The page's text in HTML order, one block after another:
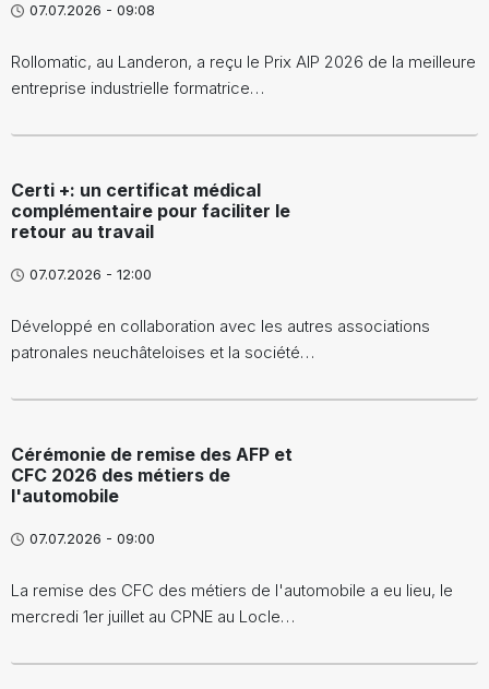
07.07.2026 - 09:08
Rollomatic, au Landeron, a reçu le Prix AIP 2026 de la meilleure
entreprise industrielle formatrice…
Certi +: un certificat médical
complémentaire pour faciliter le
retour au travail
07.07.2026 - 12:00
Développé en collaboration avec les autres associations
patronales neuchâteloises et la société…
Cérémonie de remise des AFP et
CFC 2026 des métiers de
l'automobile
07.07.2026 - 09:00
La remise des CFC des métiers de l'automobile a eu lieu, le
mercredi 1er juillet au CPNE au Locle…